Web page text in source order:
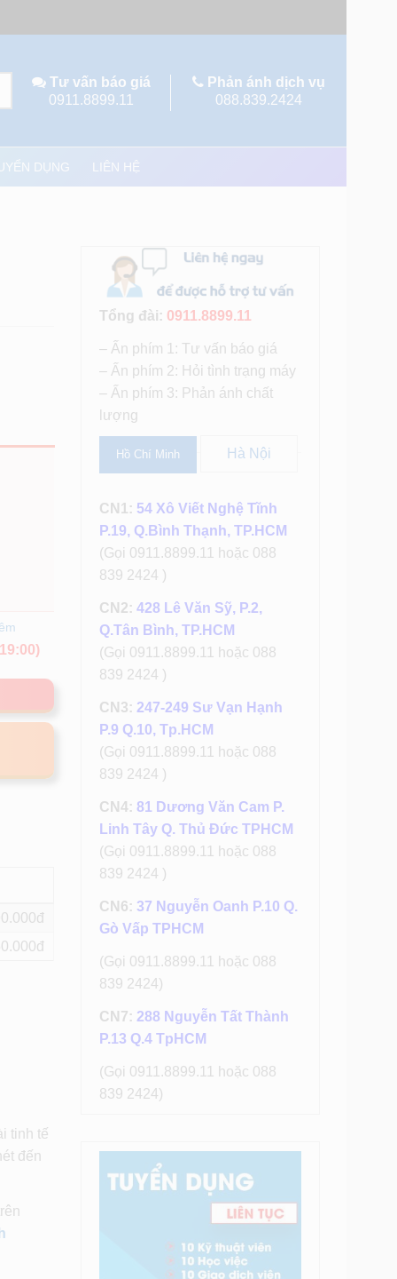
Tư vấn báo giá
0911.8899.11
Phản ánh dịch vụ
088.839.2424
DỤNG LIÊN HỆ
tinh tế
đến
Tổng đài: 0911.8899.11
– Ấn phím 1: Tư vấn báo giá
– Ấn phím 2: Hỏi tình trạng máy
– Ấn phím 3: Phản ánh chất
lượng
Hồ Chí Minh Hà Nội
CN1: 54 Xô Viết Nghệ Tĩnh
P.19, Q.Bình Thạnh, TP.HCM
(Gọi 0911.8899.11 hoặc 088
839 2424 )
CN2: 428 Lê Văn Sỹ, P.2,
Q.Tân Bình, TP.HCM
(Gọi 0911.8899.11 hoặc 088
839 2424 )
CN3: 247-249 Sư Vạn Hạnh
P.9 Q.10, Tp.HCM
(Gọi 0911.8899.11 hoặc 088
839 2424 )
CN4: 81 Dương Văn Cam P.
Linh Tây Q. Thủ Đức TPHCM
(Gọi 0911.8899.11 hoặc 088
839 2424 )
CN6: 37 Nguyễn Oanh P.10 Q.
Gò Vấp TPHCM
(Gọi 0911.8899.11 hoặc 088
839 2424)
CN7: 288 Nguyễn Tất Thành
P.13 Q.4 TpHCM
(Gọi 0911.8899.11 hoặc 088
839 2424)